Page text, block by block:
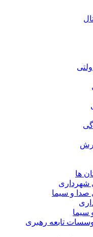
ها
شهرداری
صدا و سیما
سیما
تابعه رهبری